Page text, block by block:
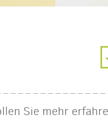
Sie mehr